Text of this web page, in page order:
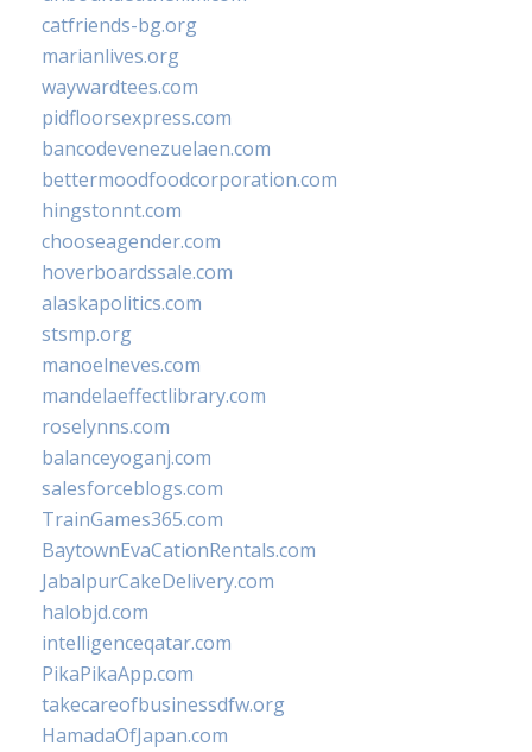
catfriends-bg.org
marianlives.org
waywardtees.com
pidfloorsexpress.com
bancodevenezuelaen.com
bettermoodfoodcorporation.com
hingstonnt.com
chooseagender.com
hoverboardssale.com
alaskapolitics.com
stsmp.org
manoelneves.com
mandelaeffectlibrary.com
roselynns.com
balanceyoganj.com
salesforceblogs.com
TrainGames365.com
BaytownEvaCationRentals.com
JabalpurCakeDelivery.com
halobjd.com
intelligenceqatar.com
PikaPikaApp.com
takecareofbusinessdfw.org
HamadaOfJapan.com